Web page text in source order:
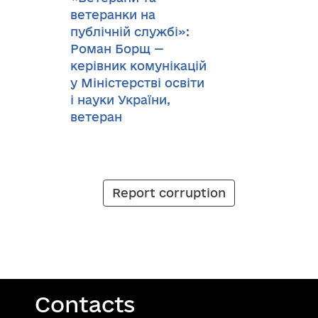
ветеранки на
публічній службі»:
Роман Борщ —
керівник комунікацій
у Міністерстві освіти
і науки України,
ветеран
Report corruption
Contacts